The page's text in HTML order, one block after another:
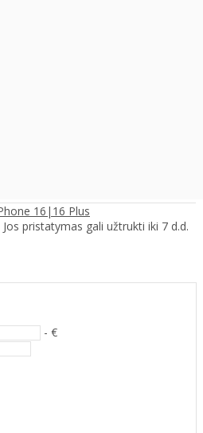
16|16 Plus
pristatymas gali užtrukti iki 7 d.d.
- €